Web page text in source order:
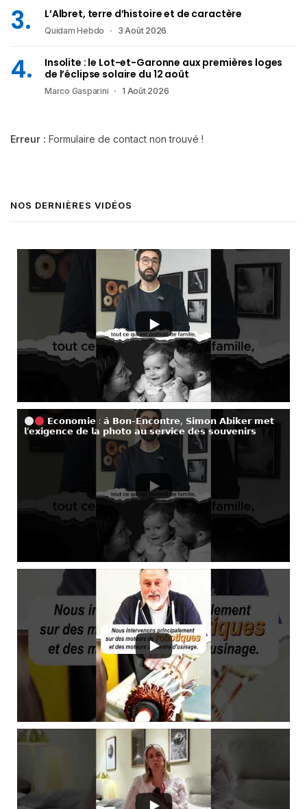
L’Albret, terre d’histoire et de caractère
Quidam Hebdo 3 Août 2026
Insolite : le Lot-et-Garonne aux premières loges
de l’éclipse solaire du 12 août
Marco Gasparini 1 Août 2026
Erreur : Formulaire de contact non trouvé !
NOS DERNIÈRES VIDÉOS
𝗘𝗰𝗼𝗻𝗼𝗺𝗶𝗲 : 𝗮̀ 𝗕𝗼𝗻-𝗘𝗻𝗰𝗼𝗻𝘁𝗿𝗲, 𝗦𝗶𝗺𝗼𝗻 𝗔𝗯𝗶𝗸𝗲𝗿 𝗺𝗲𝘁
𝗹’𝗲𝘅𝗶𝗴𝗲𝗻𝗰𝗲 𝗱𝗲 𝗹𝗮 𝗽𝗵𝗼𝘁𝗼 𝗮𝘂 𝘀𝗲𝗿𝘃𝗶𝗰𝗲 𝗱𝗲𝘀 𝘀𝗼𝘂𝘃𝗲𝗻𝗶𝗿𝘀